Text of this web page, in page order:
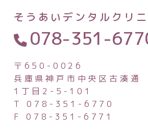
そうあいデンタルクリ
078-351-
〒650-0026
兵庫県神戸市中央区古湊通
1丁目2-5-101
T 078-351-6770
F 078-351-6771